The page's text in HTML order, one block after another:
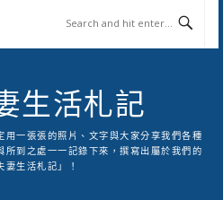
生活札記
用一張張的照片、文字與大家分享我們各種
所到之處一一記錄下來，撰寫出屬於我們的
妻生活札記」！